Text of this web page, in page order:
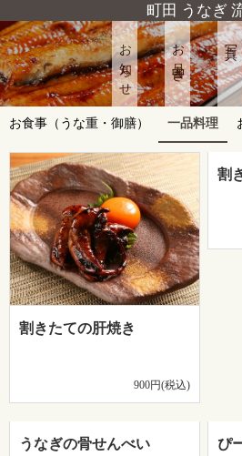
町田 うなぎ
お知らせ お品書き 写真
お食事（うな重・御膳） 一品料理
割きたての肝焼き
900円(税込)
割
うなぎの骨せんべい ぴ